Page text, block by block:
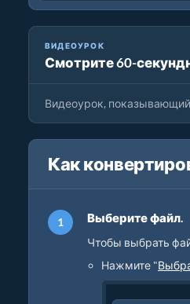
ВИДЕОУРОК
Смотрите 60-
Как Конвертировать
Видеоурок,
Как
Выберите файл.
Чтобы выбрать
Нажмите "